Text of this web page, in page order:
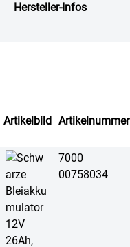
Hersteller-Infos
Artikelbild Artikelnummer
7000
00758034